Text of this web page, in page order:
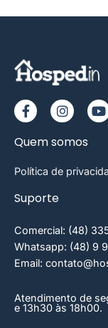
Quem somos
Política de
Suporte
Comercial: (48)
Whatsapp: (48) 9
Email:
Atendimento de
e 13h30 às 18h00.